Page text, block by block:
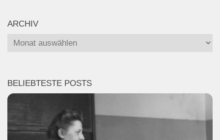
ARCHIV
Archiv
BELIEBTESTE POSTS